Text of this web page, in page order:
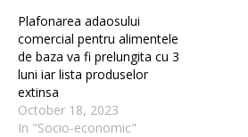
Plafonarea adaosului
comercial pentru alimentele
de baza va fi prelungita cu 3
luni iar lista produselor
extinsa
October 18, 2023
In "Socio-economic"